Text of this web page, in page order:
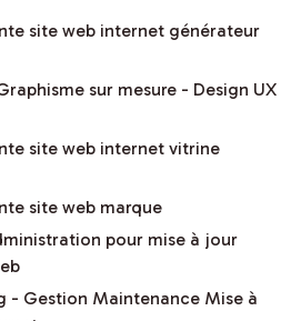
site web internet générateur
sur mesure - Design UX
site web internet vitrine
site web marque
pour mise à jour
- Gestion Maintenance Mise à